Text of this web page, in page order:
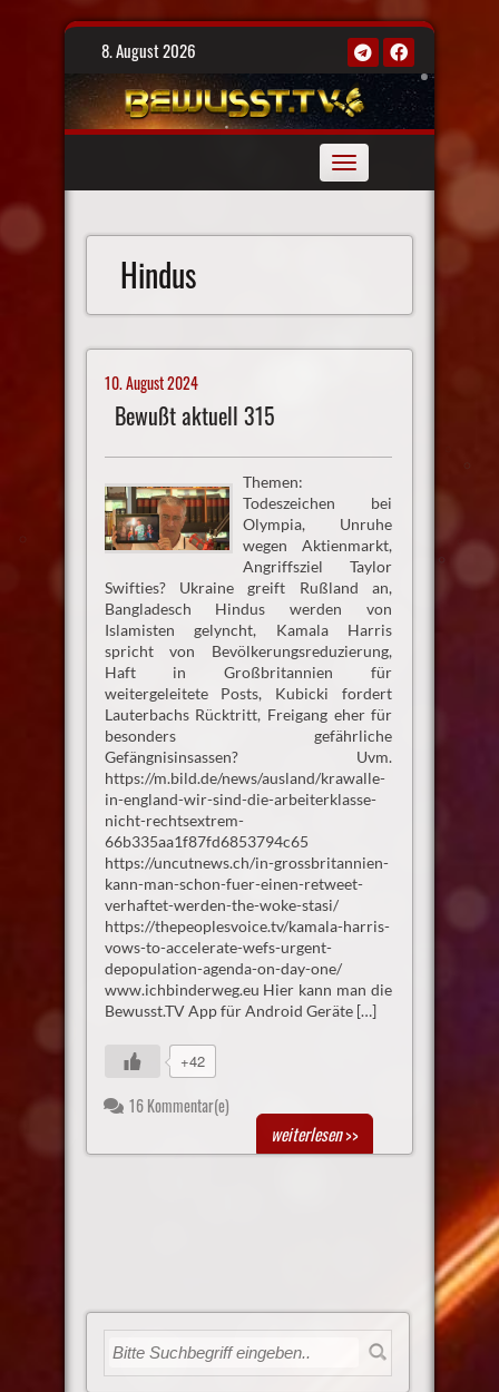
Skip
8. August 2026
Toggle
navigation
Hindus
10. August 2024
Bewußt aktuell 315
Themen:
Todeszeichen bei
Olympia, Unruhe
wegen Aktienmarkt,
Angriffsziel Taylor
Swifties? Ukraine greift Rußland an,
Bangladesch Hindus werden von
Islamisten gelyncht, Kamala Harris
spricht von Bevölkerungsreduzierung,
Haft in Großbritannien für
weitergeleitete Posts, Kubicki fordert
Lauterbachs Rücktritt, Freigang eher für
besonders gefährliche
Gefängnisinsassen? Uvm.
https://m.bild.de/news/ausland/krawalle-
in-england-wir-sind-die-arbeiterklasse-
nicht-rechtsextrem-
66b335aa1f87fd6853794c65
https://uncutnews.ch/in-grossbritannien-
kann-man-schon-fuer-einen-retweet-
verhaftet-werden-the-woke-stasi/
https://thepeoplesvoice.tv/kamala-harris-
vows-to-accelerate-wefs-urgent-
depopulation-agenda-on-day-one/
www.ichbinderweg.eu Hier kann man die
Bewusst.TV App für Android Geräte […]
+42
16 Kommentar(e)
weiterlesen>>